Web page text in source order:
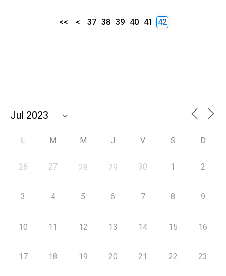
<< < 37 38 39 40 41 42
L M M J V S D
26 27 28 29 30 1 2
3 4 5 6 7 8 9
10 11 12 13 14 15 16
17 18 19 20 21 22 23